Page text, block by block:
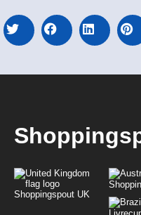
Shoppingspout UK